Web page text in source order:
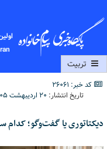
تربیت
کد خبر: 26061
تاریخ انتشار: ۲۰ اردیبهشت ۱۴۰۵ - ۱۷:۲۷
دیکتاتوری یا گفت‌وگو؛ کدام